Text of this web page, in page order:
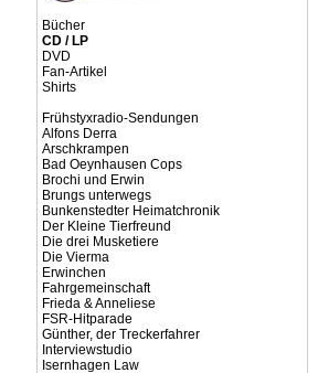
Bücher
CD / LP
DVD
Fan-Artikel
Shirts
Frühstyxradio-Sendungen
Alfons Derra
Arschkrampen
Bad Oeynhausen Cops
Brochi und Erwin
Brungs unterwegs
Bunkenstedter Heimatchronik
Der Kleine Tierfreund
Die drei Musketiere
Die Vierma
Erwinchen
Fahrgemeinschaft
Frieda & Anneliese
FSR-Hitparade
Günther, der Treckerfahrer
Interviewstudio
Isernhagen Law